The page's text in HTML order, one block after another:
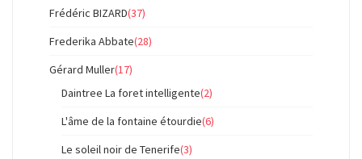
Frédéric BIZARD(37)
Frederika Abbate(28)
Gérard Muller(17)
Daintree La foret intelligente(2)
L'âme de la fontaine étourdie(6)
Le soleil noir de Tenerife(3)